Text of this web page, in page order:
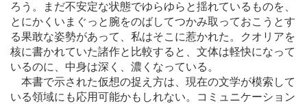
ろう。まだ不安定な状態でゆらゆらと揺れているものを、
とにかくいまぐっと腕をのばしてつかみ取っておこうとす
る果敢な姿勢があって、私はそこに惹かれた。クオリアを
核に書かれていた諸作と比較すると、文体は軽快になって
いるのに、中身は深く、濃くなっている。
本書で示された仮想の捉え方は、現在の文学が模索して
いる領域にも応用可能かもしれない。コミュニケーション